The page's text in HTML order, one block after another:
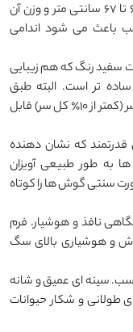
قد داگو آرژانتینو معمولاً بین ۶۰ تا ۶۷ سانتی ‌متر و وزن آن
ترکیب باعث می ‌شود اندامی
سفید رنگ که هم زیبایی
‌تر است. البته طبق
استاندارد، وجود یک لکه کوچک تیره روی سر (کمتر از ۱۰٪ کل سر) قابل
که نشان ‌دهنده
به طور طبیعی آویزان
سنتی گوش ‌ها را کوتاه
نافذ و هوشیار. فرم
و هوشیاری بالای سگ
سینه‌ ای عمیق و شانه‌
طولانی و شکار حیوانات